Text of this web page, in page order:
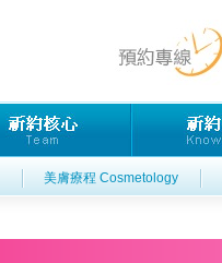
美膚療程 Cosmetology